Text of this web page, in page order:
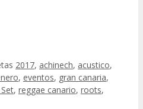
2017, achinech, acustico,
, eventos, gran canaria,
, reggae canario, roots,